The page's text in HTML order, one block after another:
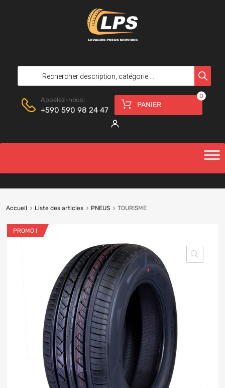
Appelez-nous:
+590 590 98 24 47
PANIER
0
Accueil Liste des articles PNEUS TOURISME
PROMO !